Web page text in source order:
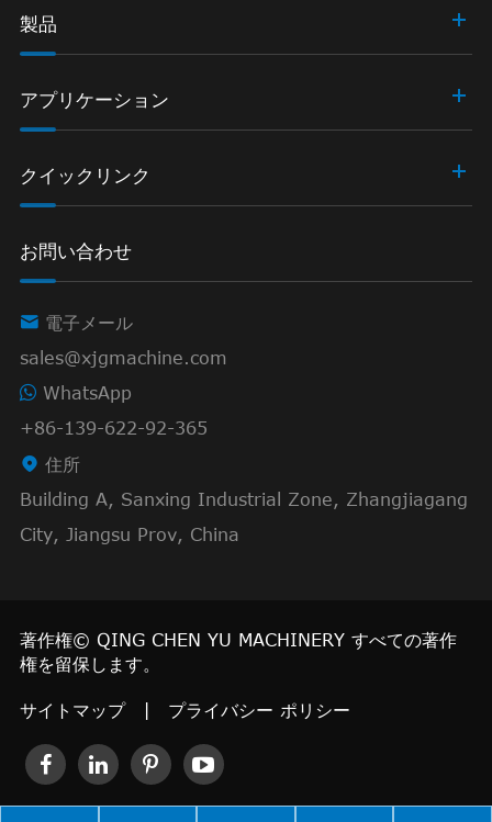
製品
アプリケーション
クイックリンク
お問い合わせ
 電子メール
sales@xjgmachine.com
WhatsApp
+86-139-622-92-365
 住所
Building A, Sanxing Industrial Zone, Zhangjiagang
City, Jiangsu Prov, China
著作権© QING CHEN YU MACHINERY すべての著作
権を留保します。
サイトマップ プライバシー ポリシー